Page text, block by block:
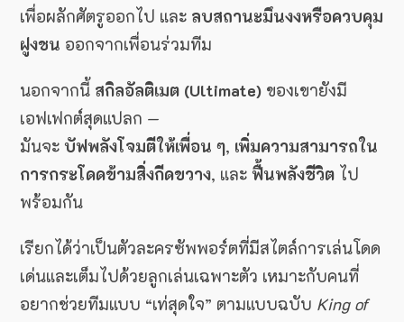
เพื่อผลักศัตรูออกไป และ ลบสถานะมึนงงหรือควบคุม
ฝูงชน ออกจากเพื่อนร่วมทีม
นอกจากนี้ สกิลอัลติเมต (Ultimate) ของเขายังมี
เอฟเฟกต์สุดแปลก —
มันจะ บัฟพลังโจมตีให้เพื่อน ๆ, เพิ่มความสามารถใน
การกระโดดข้ามสิ่งกีดขวาง, และ ฟื้นพลังชีวิต ไป
พร้อมกัน
เรียกได้ว่าเป็นตัวละครซัพพอร์ตที่มีสไตล์การเล่นโดด
เด่นและเต็มไปด้วยลูกเล่นเฉพาะตัว เหมาะกับคนที่
อยากช่วยทีมแบบ “เท่สุดใจ” ตามแบบฉบับ King of